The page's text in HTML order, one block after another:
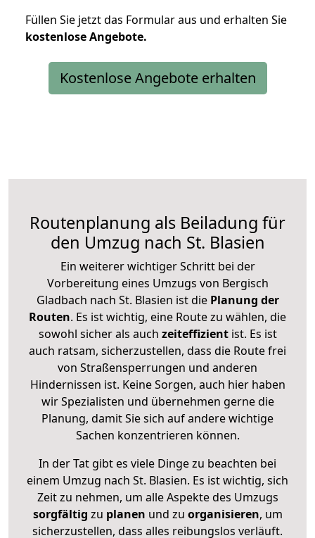
Füllen Sie jetzt das Formular aus und erhalten Sie
kostenloseAngebote.
Kostenlose Angebote erhalten
Routenplanung als Beiladung für
den Umzug nach St. Blasien
Ein weiterer wichtiger Schritt bei der
Vorbereitung eines Umzugs von Bergisch
Gladbach nach St. Blasien ist diePlanung der
Routen. Es ist wichtig, eine Route zu wählen, die
sowohl sicher als auch zeiteffizientist. Es ist
auch ratsam, sicherzustellen, dass die Route frei
von Straßensperrungen und anderen
Hindernissen ist. Keine Sorgen, auch hier haben
wir Spezialisten und übernehmen gerne die
Planung, damit Sie sich auf andere wichtige
Sachen konzentrieren können.
In der Tat gibt es viele Dinge zu beachten bei
einem Umzug nach St. Blasien. Es ist wichtig, sich
Zeit zu nehmen, um alle Aspekte des Umzugs
sorgfältig zu planen und zu organisieren, um
sicherzustellen, dass alles reibungslos verläuft.